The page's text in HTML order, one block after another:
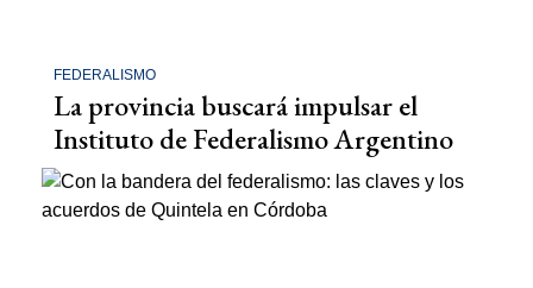
FEDERALISMO
La provincia buscará impulsar el
Instituto de Federalismo Argentino